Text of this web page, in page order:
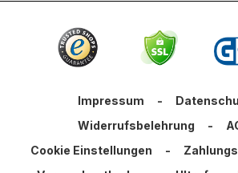
Impressum -
Widerrufsbelehrung
-
Cookie Einstellungen
-